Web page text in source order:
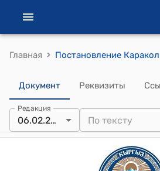
Главная ›
Документ Реквизиты
Редакция
06.02.2014